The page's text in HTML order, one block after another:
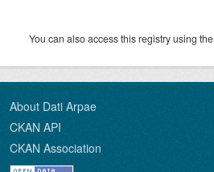
You can also access this registry using the
About Dati Arpae
CKAN API
CKAN Association